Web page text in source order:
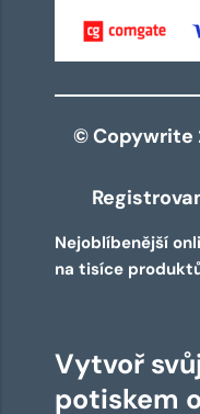
© Copywrite
Nejoblíbenější
na tisíce
Vytvoř
potiskem